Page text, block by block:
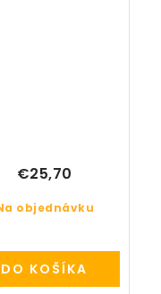
objednávku
€25,70
DO KOŠÍKA